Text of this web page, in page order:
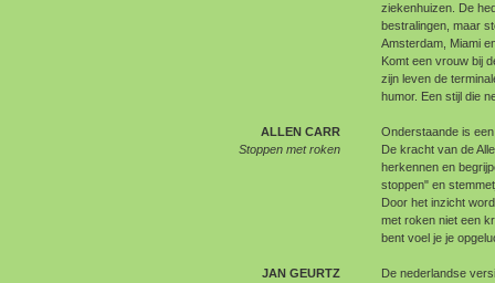
ziekenhuizen. De
bestralingen, maar
Amsterdam, Miami
Komt een vrouw bij
zijn leven de
humor. Een stijl die
ALLEN CARR
Stoppen met roken
Onderstaande is
De kracht van de
herkennen en
stoppen" en
Door het inzicht
met roken niet een
bent voel je je
JAN GEURTZ
De nederlandse